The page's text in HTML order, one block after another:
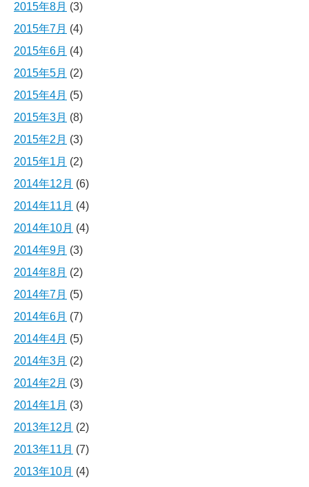
2015年8月 (3)
2015年7月 (4)
2015年6月 (4)
2015年5月 (2)
2015年4月 (5)
2015年3月 (8)
2015年2月 (3)
2015年1月 (2)
2014年12月 (6)
2014年11月 (4)
2014年10月 (4)
2014年9月 (3)
2014年8月 (2)
2014年7月 (5)
2014年6月 (7)
2014年4月 (5)
2014年3月 (2)
2014年2月 (3)
2014年1月 (3)
2013年12月 (2)
2013年11月 (7)
2013年10月 (4)